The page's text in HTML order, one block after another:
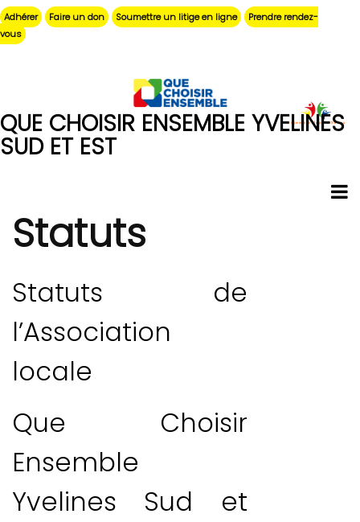
Aller
au
contenu
Adhérer Faire un don Soumettre un litige en ligne
Prendre rendez-
vous
QUE CHOISIR ENSEMBLE YVELINES
SUD ET EST
Statuts
Statuts de
l’Association
locale
Que Choisir
Ensemble
Yvelines Sud et